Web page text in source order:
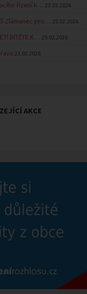
řízení k… 23.03.2026
Zlámanec pro… 25.02.2026
DÍTĚTE K… 25.02.2026
23.02.2026
AKCE